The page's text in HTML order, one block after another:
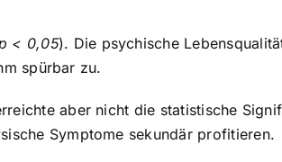
< 0,05). Die psychische
spürbar zu.
aber nicht die statistische
Symptome sekundär profitieren.